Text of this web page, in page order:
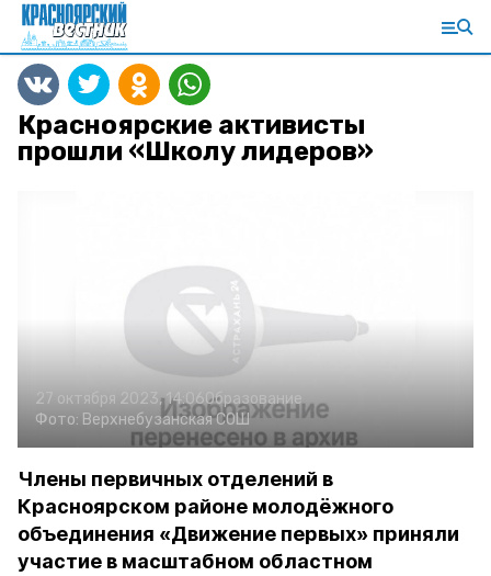
Красноярские активисты
прошли «Школу лидеров»
27 октября 2023, 14:06Образование
Фото: Верхнебузанская СОШ
Члены первичных отделений в
Красноярском районе молодёжного
объединения «Движение первых» приняли
участие в масштабном областном